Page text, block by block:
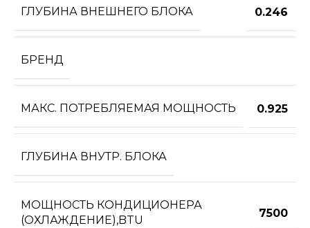
ГЛУБИНА ВНЕШНЕГО БЛОКА 0.246
БРЕНД
МАКС. ПОТРЕБЛЯЕМАЯ МОЩНОСТЬ 0.925
ГЛУБИНА ВНУТР. БЛОКА
МОЩНОСТЬ КОНДИЦИОНЕРА
(ОХЛАЖДЕНИЕ),BTU
7500